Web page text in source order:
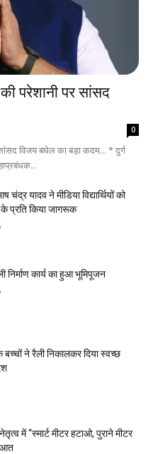
परेशानी पर सांसद
0
विजय बघेल का बड़ा कदम... * दुर्ग
चंद्र यादव ने मीडिया विद्यार्थियों को
के प्रति किया जागरूक
निर्माण कार्य का हुआ भूमिपूजन
ने रैली निकालकर दिया स्वच्छ
में “स्मार्ट मीटर हटाओ, पुराने मीटर